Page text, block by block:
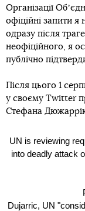
Організації
офіційні запити
одразу після
неофіційного, я
публічно
Після цього 1
у своєму Twitter
Стефана
UN is reviewing
into deadly attack
Dujarric, UN